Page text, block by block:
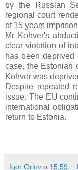
by the Russian
regional court
of 15 years
Mr Kohver's
clear violation of
has been
case, the Estonian
Kohver was
Despite repeated
issue. The EU
international
return to Estonia.
Igor Orlov о 15:59